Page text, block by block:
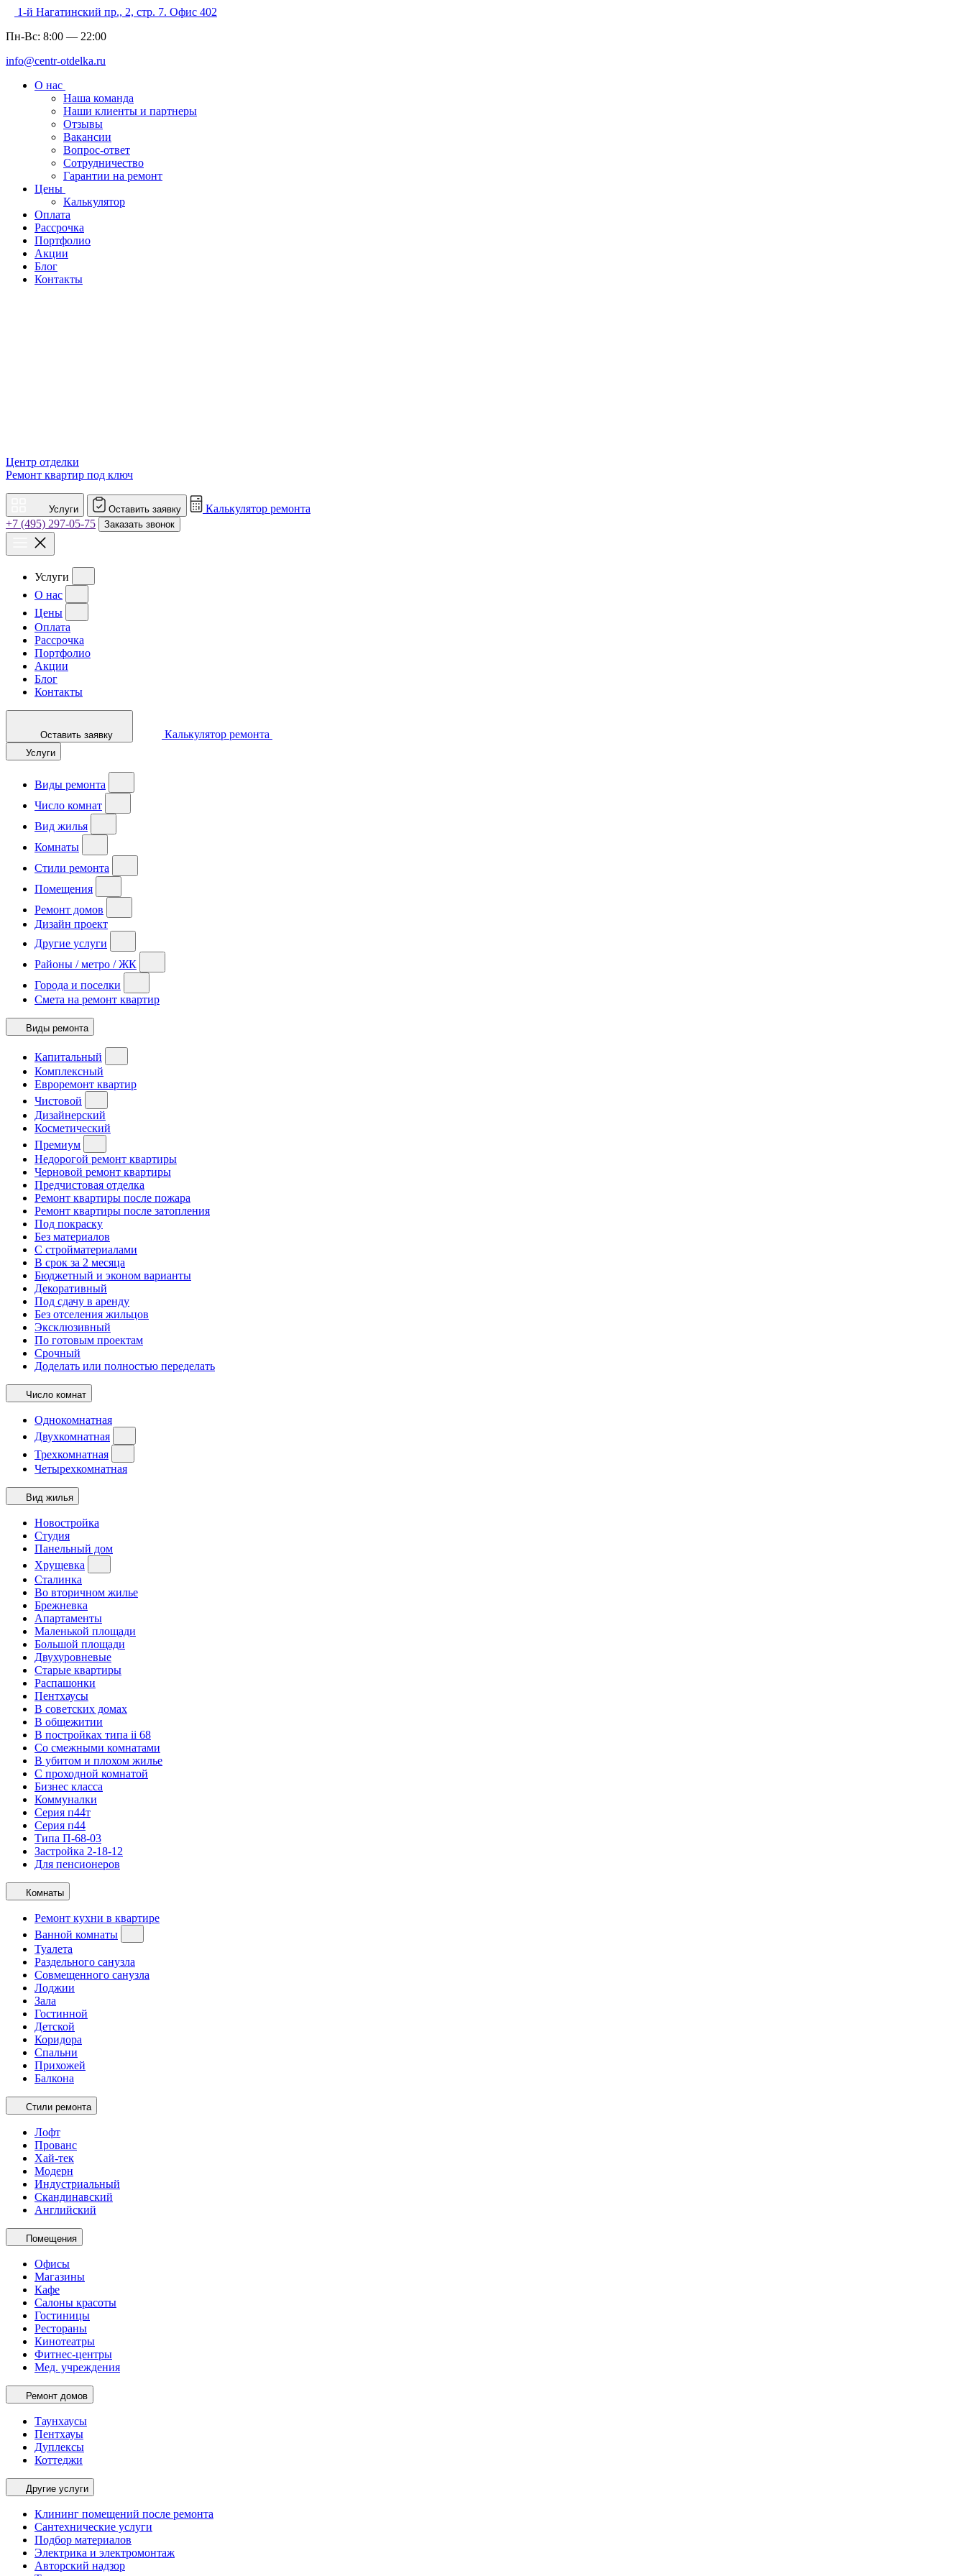
1-й Нагатинский пр., 2, стр. 7. Офис 402
Пн-Вс: 8:00 — 22:00
info@centr-otdelka.ru
О нас
Наша команда
Наши клиенты и партнеры
Отзывы
Вакансии
Вопрос-ответ
Сотрудничество
Гарантии на ремонт
Цены
Калькулятор
Оплата
Рассрочка
Портфолио
Акции
Блог
Контакты
Центр отделки
Ремонт квартир под ключ
Услуги Оставить заявку
Калькулятор ремонта
+7 (495) 297-05-75
Заказать звонок
Услуги
О нас
Цены
Оплата
Рассрочка
Портфолио
Акции
Блог
Контакты
Оставить заявку Калькулятор ремонта
Услуги
Виды ремонта
Число комнат
Вид жилья
Комнаты
Стили ремонта
Помещения
Ремонт домов
Дизайн проект
Другие услуги
Районы / метро / ЖК
Города и поселки
Смета на ремонт квартир
Виды ремонта
Капитальный
Комплексный
Евроремонт квартир
Чистовой
Дизайнерский
Косметический
Премиум
Недорогой ремонт квартиры
Черновой ремонт квартиры
Предчистовая отделка
Ремонт квартиры после пожара
Ремонт квартиры после затопления
Под покраску
Без материалов
С стройматериалами
В срок за 2 месяца
Бюджетный и эконом варианты
Декоративный
Под сдачу в аренду
Без отселения жильцов
Эксклюзивный
По готовым проектам
Срочный
Доделать или полностью переделать
Число комнат
Однокомнатная
Двухкомнатная
Трехкомнатная
Четырехкомнатная
Вид жилья
Новостройка
Студия
Панельный дом
Хрущевка
Сталинка
Во вторичном жилье
Брежневка
Апартаменты
Маленькой площади
Большой площади
Двухуровневые
Старые квартиры
Распашонки
Пентхаусы
В советских домах
В общежитии
В постройках типа ii 68
Со смежными комнатами
В убитом и плохом жилье
С проходной комнатой
Бизнес класса
Коммуналки
Серия п44т
Серия п44
Типа П-68-03
Застройка 2-18-12
Для пенсионеров
Комнаты
Ремонт кухни в квартире
Ванной комнаты
Туалета
Раздельного санузла
Совмещенного санузла
Лоджии
Зала
Гостинной
Детской
Коридора
Спальни
Прихожей
Балкона
Стили ремонта
Лофт
Прованс
Хай-тек
Модерн
Индустриальный
Скандинавский
Английский
Помещения
Офисы
Магазины
Кафе
Салоны красоты
Гостиницы
Рестораны
Кинотеатры
Фитнес-центры
Мед. учреждения
Ремонт домов
Таунхаусы
Пентхауы
Дуплексы
Коттеджи
Другие услуги
Клининг помещений после ремонта
Сантехнические услуги
Подбор материалов
Электрика и электромонтаж
Авторский надзор